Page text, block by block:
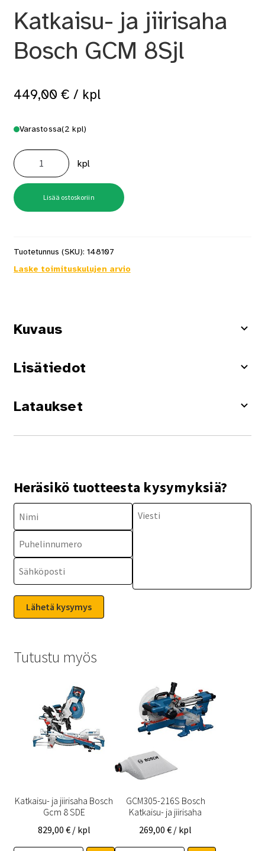
Katkaisu- ja jiirisaha
Bosch GCM 8Sjl
449,00 € / kpl
Varastossa(2 kpl)
Katkaisu-
ja
jiirisaha
Bosch
GCM
8Sjl
määrä
kpl
Lisää ostoskoriin
Tuotetunnus (SKU): 148107
Laske toimituskulujen arvio
Kuvaus
Lisätiedot
Lataukset
Heräsikö tuotteesta kysymyksiä?
Tutustu myös
Katkaisu- ja jiirisaha Bosch
Gcm 8 SDE
829,00 € / kpl
GCM305-216S Bosch
Katkaisu- ja jiirisaha
269,00€ / kpl